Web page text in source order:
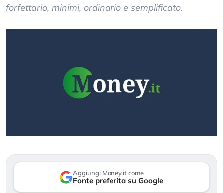
forfettario, minimi, ordinario e semplificato.
Aggiungi Money.it come
Fonte preferita su Google